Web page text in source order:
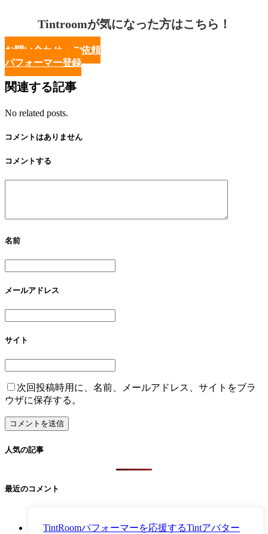
Tintroomが気になった方はこちら！
お問い合わせ・ご依頼
パフォーマー登録
関連する記事
No related posts.
コメントはありません
コメントする
名前
メールアドレス
サイト
次回投稿時用に、名前、メールアドレス、サイトをブラ
ウザに保存する。
人気の記事
最近のコメント
TintRoomパフォーマーを応援するTintアバター